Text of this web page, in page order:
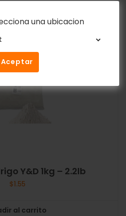
una ubicacion
Aceptar
Y&D 1kg – 2.2lb
$1.55
al carrito